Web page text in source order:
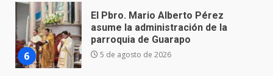
6
FISCALÍA GENERAL DEL ESTADO
FORTALECE LA SEGURIDAD Y LA
LEGALIDAD CON LA